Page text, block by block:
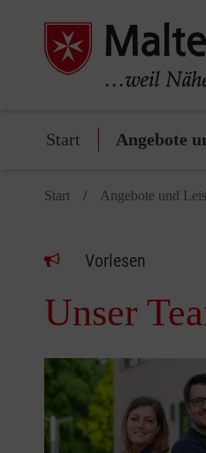
Start Angebote
Start Angebote und
Vorlesen
Unser